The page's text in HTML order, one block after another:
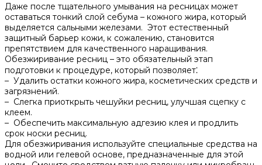
Даже после тщательного умывания на ресницах может
оставаться тонкий слой себума – кожного жира‚ который
выделяется сальными железами.​ Этот естественный
защитный барьер кожи‚ к сожалению‚ становится
препятствием для качественного наращивания.​
Обезжиривание ресниц – это обязательный этап
подготовки к процедуре‚ который позволяет⁚
– Удалить остатки кожного жира‚ косметических средств и
загрязнений.​
– Слегка приоткрыть чешуйки ресниц‚ улучшая сцепку с
клеем.​
– Обеспечить максимальную адгезию клея и продлить
срок носки ресниц.
Для обезжиривания используйте специальные средства на
водной или гелевой основе‚ предназначенные для этой